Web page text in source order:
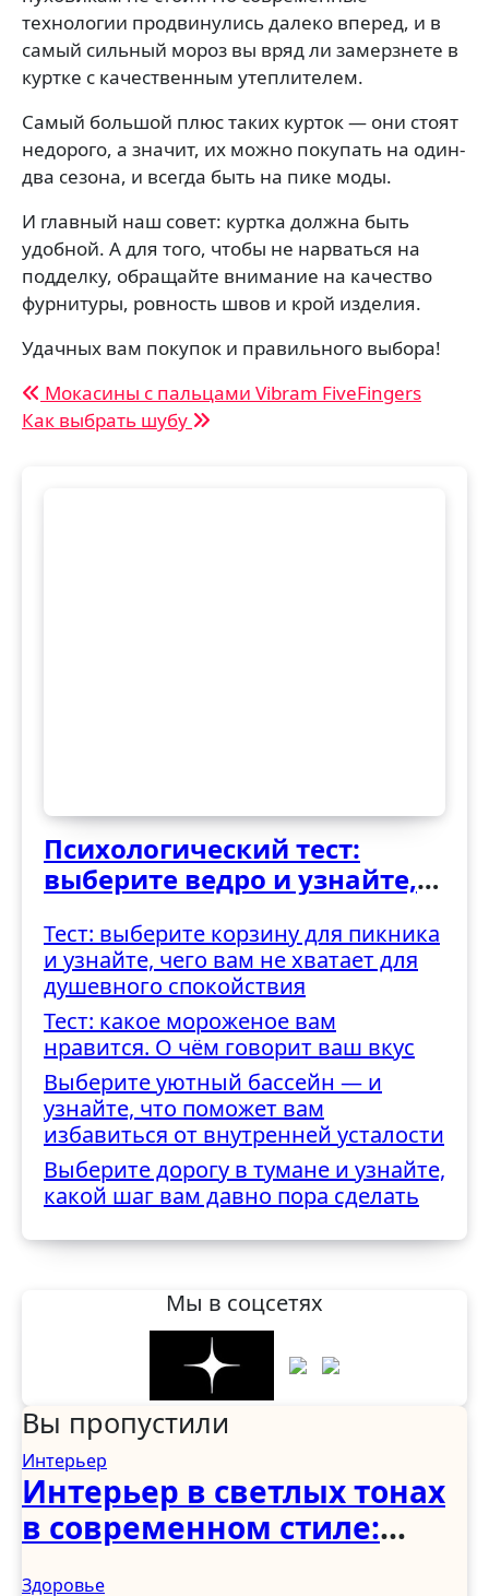
технологии продвинулись далеко вперед, и в
самый сильный мороз вы вряд ли замерзнете в
куртке с качественным утеплителем.
Самый большой плюс таких курток — они стоят
недорого, а значит, их можно покупать на один-
два сезона, и всегда быть на пике моды.
И главный наш совет: куртка должна быть
удобной. А для того, чтобы не нарваться на
подделку, обращайте внимание на качество
фурнитуры, ровность швов и крой изделия.
Удачных вам покупок и правильного выбора!
Навигация
по
Мокасины с пальцами Vibram FiveFingers
Как выбрать шубу
Психологический тест:
выберите ведро и узнайте,
трудностями
Тест: выберите корзину для пикника
и узнайте, чего вам не хватает для
душевного спокойствия
Тест: какое мороженое вам
нравится. О чём говорит ваш вкус
Выберите уютный бассейн — и
узнайте, что поможет вам
избавиться от внутренней усталости
Выберите дорогу в тумане и узнайте,
какой шаг вам давно пора сделать
Мы в соцсетях
Вы пропустили
Интерьер
Интерьер в светлых тонах
в современном стиле:
Здоровье